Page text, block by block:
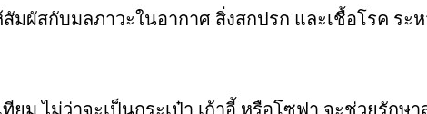
ผัสกับมลภาวะในอากาศ สิ่งสกปรก และเชื้อโรค ระ